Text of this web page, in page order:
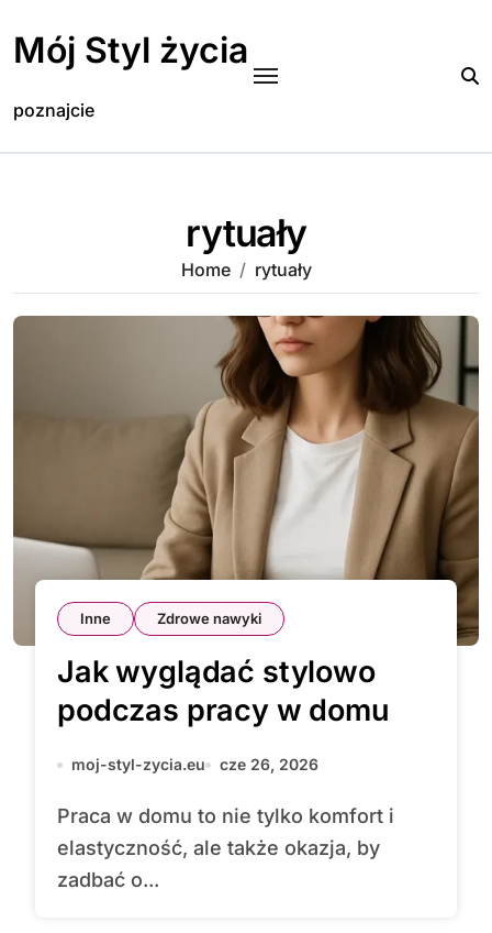
content
Mój Styl życia
poznajcie
rytuały
Home rytuały
Inne Zdrowe nawyki
Jak wyglądać stylowo
podczas pracy w domu
moj-styl-zycia.eu cze 26, 2026
Praca w domu to nie tylko komfort i
elastyczność, ale także okazja, by
zadbać o...